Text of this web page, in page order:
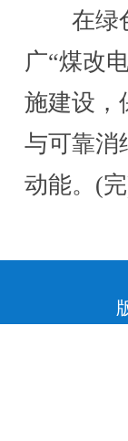
在绿色
广“煤改
施建设，
与可靠消
动能。(